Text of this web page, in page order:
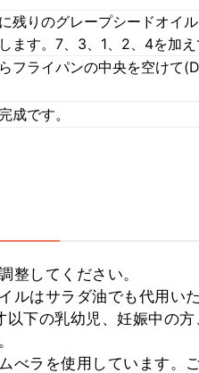
残りのグレープシードオイ
ます。7、3、1、2、4を加え
フライパンの中央を空けて
成です。
整してください。
ルはサラダ油でも代用いた
以下の乳幼児、妊娠中の
べラを使用しています。